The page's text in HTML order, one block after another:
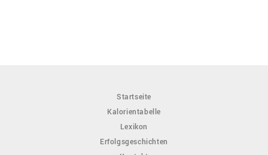
Startseite
Kalorientabelle
Lexikon
Erfolgsgeschichten